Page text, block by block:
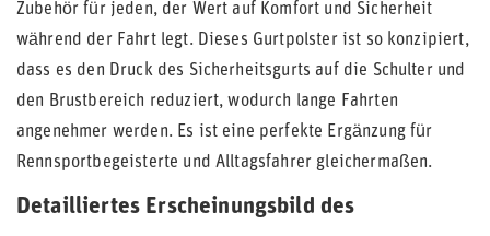
Zubehör für jeden, der Wert auf Komfort und Sicherheit
während der Fahrt legt. Dieses Gurtpolster ist so konzipiert,
dass es den Druck des Sicherheitsgurts auf die Schulter und
den Brustbereich reduziert, wodurch lange Fahrten
angenehmer werden. Es ist eine perfekte Ergänzung für
Rennsportbegeisterte und Alltagsfahrer gleichermaßen.
Detailliertes Erscheinungsbild des